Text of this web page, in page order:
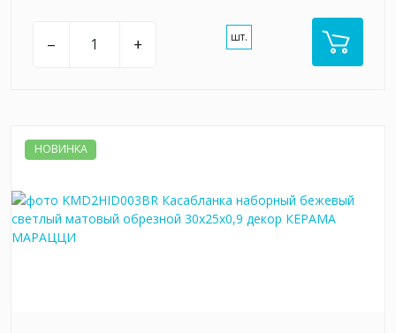
– + шт.
НОВИНКА